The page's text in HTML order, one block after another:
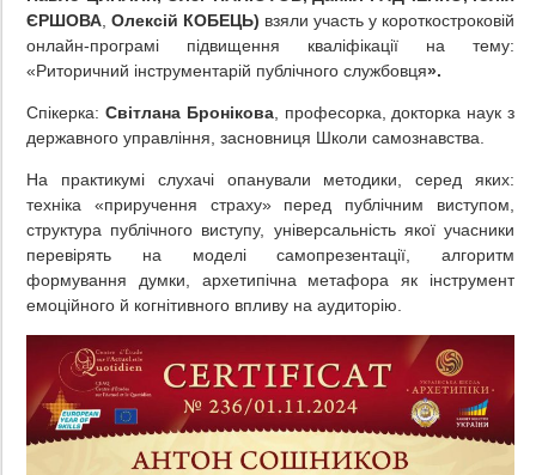
ЄРШОВА Олексій КОБЕЦЬ) взяли участь у короткостроковій
онлайн-програмі підвищення кваліфікації на тему:
«Риторичний інструментарій публічного службовця».
Спікерка: Світлана Бронікова, професорка, докторка наук з
державного управління, засновниця Школи самознавства.
На практикумі слухачі опанували методики, серед яких:
техніка «приручення страху» перед публічним виступом,
структура публічного виступу, універсальність якої учасники
перевірять на моделі самопрезентації, алгоритм
формування думки, архетипічна метафора як інструмент
емоційного й когнітивного впливу на аудиторію.